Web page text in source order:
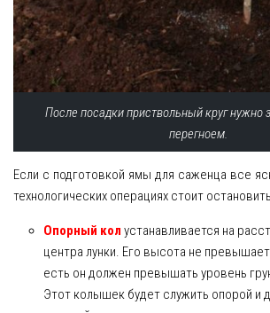
После посадки приствольный круг нужно
перегноем.
Если с подготовкой ямы для саженца все
технологических операциях стоит
Опорный кол устанавливается на
центра лунки. Его высота не
есть он должен превышать уровень
Этот колышек будет служить опорой и